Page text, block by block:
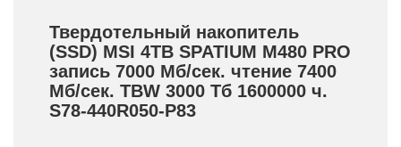
Твердотельный накопитель
(SSD) MSI 4TB SPATIUM M480 PRO
запись 7000 Мб/­сек. чтение 7400
Мб/­сек. TBW 3000 Тб 1600000 ч.
S78-440R050-P83